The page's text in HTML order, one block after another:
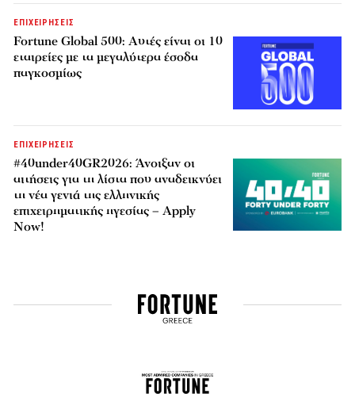
ΕΠΙΧΕΙΡΗΣΕΙΣ
Fortune Global 500: Αυτές είναι οι 10
εταιρείες με τα μεγαλύτερα έσοδα
παγκοσμίως
ΕΠΙΧΕΙΡΗΣΕΙΣ
#40under40GR2026: Άνοιξαν οι
αιτήσεις για τη λίστα που αναδεικνύει
τη νέα γενιά της ελληνικής
επιχειρηματικής ηγεσίας – Apply
Now!